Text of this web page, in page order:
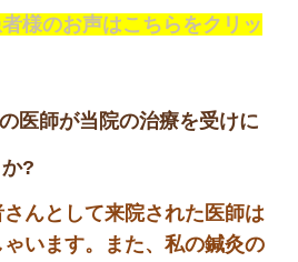
様のお声はこちらをクリッ
医師が当院の治療を受けに
?
んとして来院された医師は
います。また、私の鍼灸の